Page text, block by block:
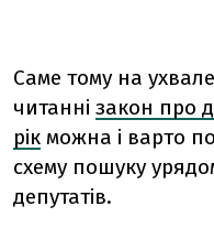
Саме тому на
читанні закон про
рік можна і варто
схему пошуку
депутатів.